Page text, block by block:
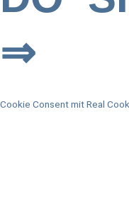
⇒
Cookie Consent mit Real